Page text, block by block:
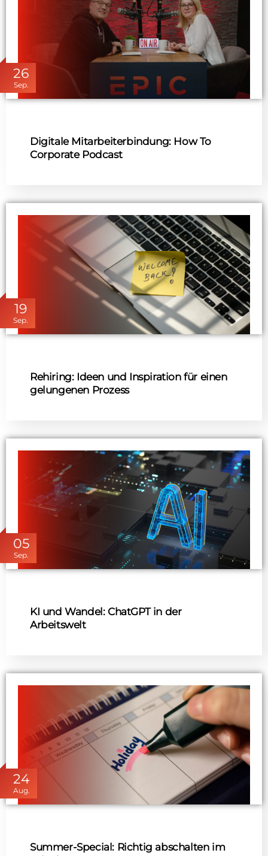
26
Sep.
Digitale Mitarbeiterbindung: How To
Corporate Podcast
19
Sep.
Rehiring: Ideen und Inspiration für einen
gelungenen Prozess
05
Sep.
KI und Wandel: ChatGPT in der
Arbeitswelt
24
Aug.
Summer-Special: Richtig abschalten im